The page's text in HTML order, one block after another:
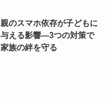
親のスマホ依存が子どもに
与える影響—3つの対策で
家族の絆を守る